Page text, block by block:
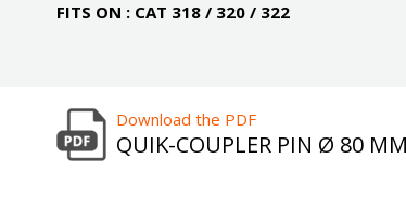
FITS ON : CAT 318 / 320 / 322
Download the PDF
QUIK-COUPLER PIN Ø 80 MM